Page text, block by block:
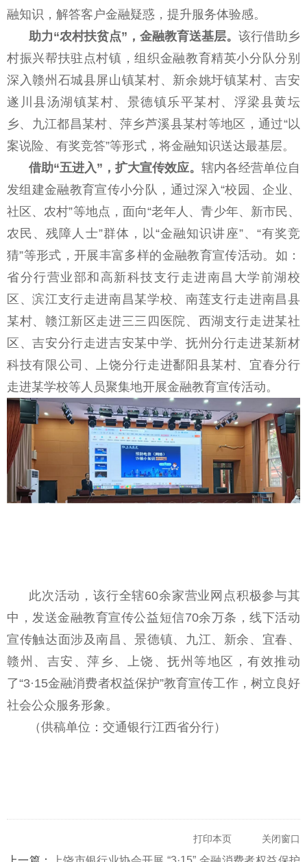
融知识，解答客户金融疑惑，提升服务体验感。
助力“农村扶贫点”，金融教育送基层。 该行借助乡
村振兴帮扶驻点村镇，组织金融教育精英小分队分别
深入赣州石城县屏山镇某村、新余姚圩镇某村、吉安
遂川县汤湖镇某村、景德镇乐平某村、浮梁县黄坛
乡、九江都昌某村、萍乡芦溪县某村等地区，通过“以
案说险、有奖竞答”等形式，将金融知识送达最基层。
借助“五进入”，扩大宣传效应。 辖内各经营单位自
发组建金融教育宣传小分队，通过深入“校园、企业、
社区、农村”等地点，面向“老年人、青少年、新市民、
农民、残障人士”群体，以“金融知识讲座”、“有奖竞
猜”等形式，开展丰富多样的金融教育宣传活动。如：
省分行营业部和高新科技支行走进南昌大学前湖校
区、滨江支行走进南昌某学校、南莲支行走进南昌县
某村、赣江新区走进三三四医院、西湖支行走进某社
区、吉安分行走进吉安某中学、抚州分行走进某新材
科技有限公司、上饶分行走进鄱阳县某村、宜春分行
走进某学校等人员聚集地开展金融教育宣传活动。
此次活动，该行全辖60余家营业网点积极参与其
中，发送金融教育宣传公益短信70余万条，线下活动
宣传触达面涉及南昌、景德镇、九江、新余、宜春、
赣州、吉安、萍乡、上饶、抚州等地区，有效推动
了“3·15金融消费者权益保护”教育宣传工作，树立良好
社会公众服务形象。
（供稿单位：交通银行江西省分行）
打印本页 关闭窗口